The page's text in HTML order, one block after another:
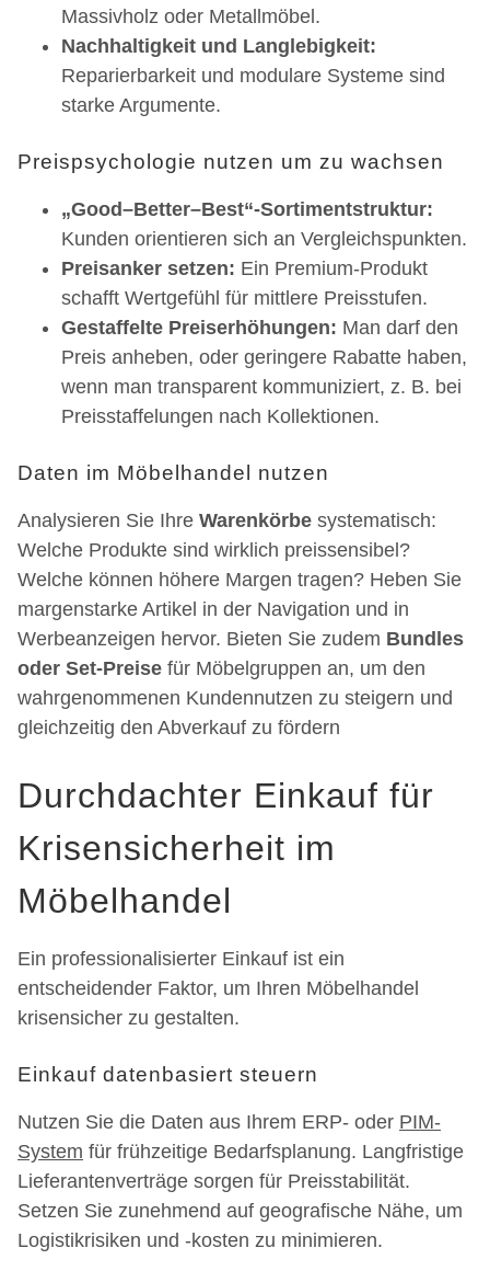
Massivholz oder Metallmöbel.
Nachhaltigkeit und Langlebigkeit:
Reparierbarkeit und modulare Systeme sind
starke Argumente.
Preispsychologie nutzen um zu wachsen
„Good–Better–Best“-Sortimentstruktur:
Kunden orientieren sich an Vergleichspunkten.
Preisanker setzen: Ein Premium-Produkt
schafft Wertgefühl für mittlere Preisstufen.
Gestaffelte Preiserhöhungen: Man darf den
Preis anheben, oder geringere Rabatte haben,
wenn man transparent kommuniziert, z. B. bei
Preisstaffelungen nach Kollektionen.
Daten im Möbelhandel nutzen
Analysieren Sie Ihre Warenkörbe systematisch:
Welche Produkte sind wirklich preissensibel?
Welche können höhere Margen tragen? Heben Sie
margenstarke Artikel in der Navigation und in
Werbeanzeigen hervor. Bieten Sie zudem Bundles
oder Set-Preise für Möbelgruppen an, um den
wahrgenommenen Kundennutzen zu steigern und
gleichzeitig den Abverkauf zu fördern
Durchdachter Einkauf für
Krisensicherheit im
Möbelhandel
Ein professionalisierter Einkauf ist ein
entscheidender Faktor, um Ihren Möbelhandel
krisensicher zu gestalten.
Einkauf datenbasiert steuern
Nutzen Sie die Daten aus Ihrem ERP- oder PIM-
System für frühzeitige Bedarfsplanung. Langfristige
Lieferantenverträge sorgen für Preisstabilität.
Setzen Sie zunehmend auf geografische Nähe, um
Logistikrisiken und -kosten zu minimieren.